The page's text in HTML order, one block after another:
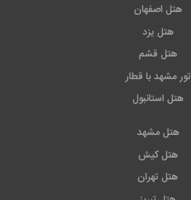
هتل اصفهان
هتل یزد
هتل قشم
تور مشهد با قطار
هتل استانبول
هتل مشهد
هتل کیش
هتل تهران